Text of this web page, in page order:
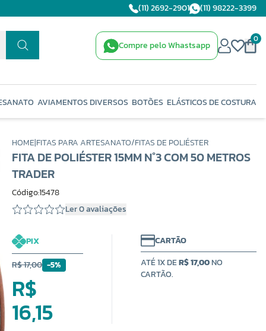
(11) 2692-2901 (11) 98222-3399
Compre pelo Whastsapp
0
AVIAMENTOS DIVERSOS BOTÕES ELÁSTICOS DE COSTURA
HOME|FITAS PARA ARTESANATO/FITAS DE POLIÉSTER
FITA DE POLIÉSTER 15MM N°3 COM 50 METROS
TRADER
Código:15478
Ler 0 avaliações
PIX
R$ 17,00 -5%
R$
16,15
CARTÃO
ATÉ 1X DER$ 17,00NO
CARTÃO.